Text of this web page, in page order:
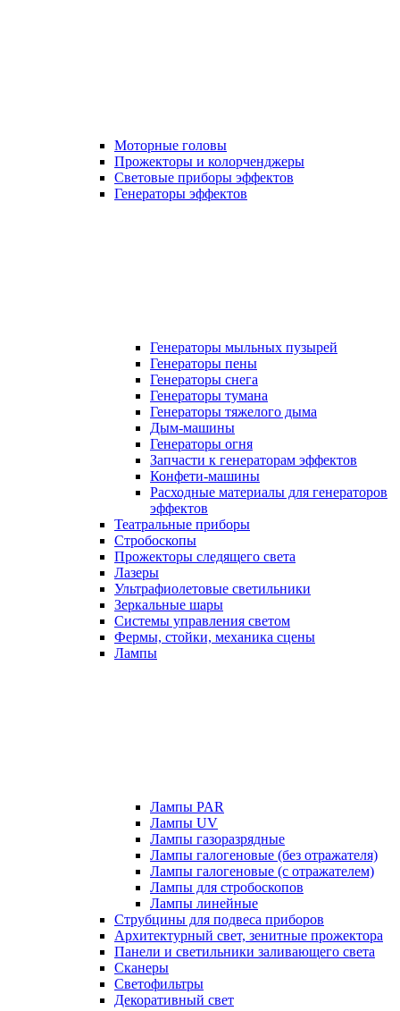
Моторные головы
Прожекторы и колорченджеры
Световые приборы эффектов
Генераторы эффектов
Генераторы мыльных пузырей
Генераторы пены
Генераторы снега
Генераторы тумана
Генераторы тяжелого дыма
Дым-машины
Генераторы огня
Запчасти к генераторам эффектов
Конфети-машины
Расходные материалы для генераторов
эффектов
Театральные приборы
Стробоскопы
Прожекторы следящего света
Лазеры
Ультрафиолетовые светильники
Зеркальные шары
Системы управления светом
Фермы, стойки, механика сцены
Лампы
Лампы PAR
Лампы UV
Лампы газоразрядные
Лампы галогеновые (без отражателя)
Лампы галогеновые (с отражателем)
Лампы для стробоскопов
Лампы линейные
Струбцины для подвеса приборов
Архитектурный свет, зенитные прожектора
Панели и светильники заливающего света
Сканеры
Светофильтры
Декоративный свет